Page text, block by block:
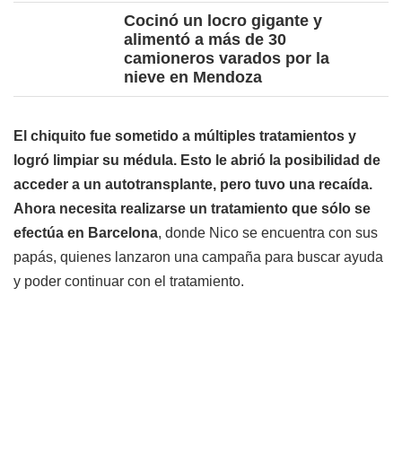
Cocinó un locro gigante y
alimentó a más de 30
camioneros varados por la
nieve en Mendoza
El chiquito fue sometido a múltiples tratamientos y
logró limpiar su médula. Esto le abrió la posibilidad de
acceder a un autotransplante, pero tuvo una recaída.
Ahora necesita realizarse un tratamiento que sólo se
efectúa en Barcelona, donde Nico se encuentra con sus
papás, quienes lanzaron una campaña para buscar ayuda
y poder continuar con el tratamiento.